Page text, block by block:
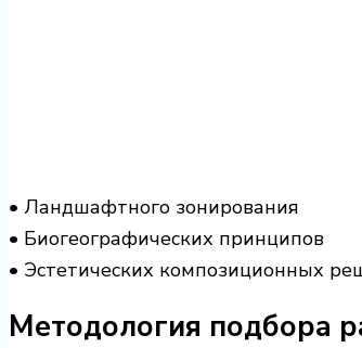
• Ландшафтного зонирования
• Биогеографических принципов
• Эстетических композиционных
Методология подбора